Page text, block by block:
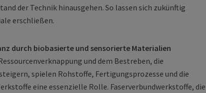
der Technik hinausgehen. So lassen sich zukünftig
erschließen.
durch biobasierte und sensorierte Materialien
und dem Bestreben, die
spielen Rohstoffe, Fertigungsprozesse und die
eine essenzielle Rolle. Faserverbundwerkstoffe, die